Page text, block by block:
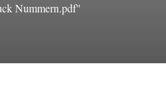
Nummern.pdf"